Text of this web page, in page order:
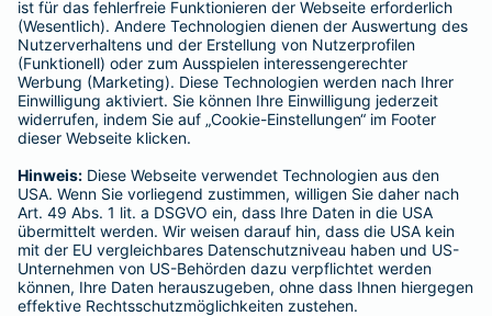
Kranken-Zusatzversicherung
Tierversicherungen
Haftpflichtversicherung
Hausratversicherung
Adresse ändern
Schaden melden
Kilometerstandsmeldung
Serviceübersicht